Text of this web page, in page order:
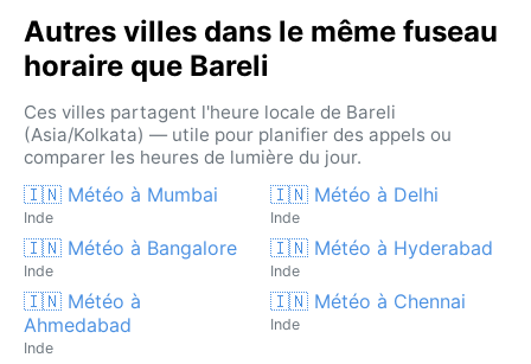
Autres villes dans le même fuseau
horaire que Bareli
Ces villes partagent l'heure locale de Bareli
(Asia/Kolkata) — utile pour planifier des appels ou
comparer les heures de lumière du jour.
🇮🇳 Météo à Mumbai
Inde
🇮🇳 Météo à Delhi
Inde
🇮🇳 Météo à Bangalore
Inde
🇮🇳 Météo à Hyderabad
Inde
🇮🇳 Météo à
Ahmedabad
Inde
🇮🇳 Météo à Chennai
Inde